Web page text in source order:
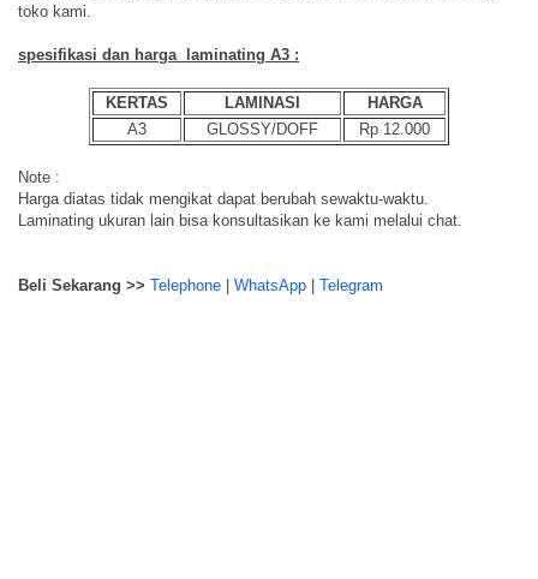
toko kami.
spesifikasi dan harga laminating A3 :
KERTAS LAMINASI
HARGA
A3
GLOSSY/DOFF Rp 12.000
Note :
Harga diatas tidak mengikat dapat berubah sewaktu-waktu.
Laminating ukuran lain bisa konsultasikan ke kami melalui chat.
Beli Sekarang >> Telephone WhatsApp Telegram